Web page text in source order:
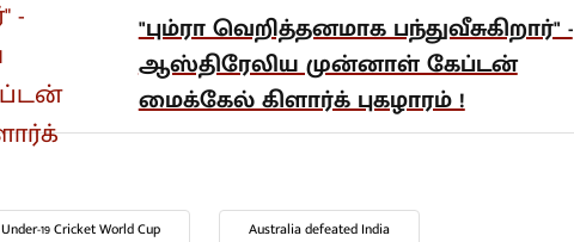
"பும்ரா வெறித்தனமாக பந்துவீசுகிறார்" -
ஆஸ்திரேலிய முன்னாள் கேப்டன்
மைக்கேல் கிளார்க் புகழாரம் !
Under-19 Cricket World Cup Australia defeated India